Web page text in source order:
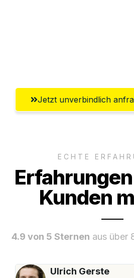
Jetzt unverbindlich
ECHTE
Kunden
4.9 von 5 Sternen aus über
Ulrich Gerste